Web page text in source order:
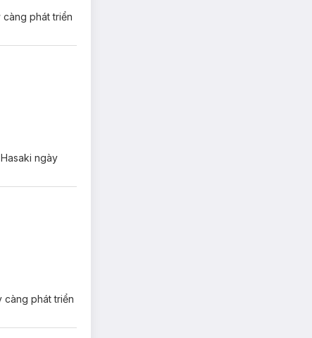
càng phát triển
ngày
càng phát triển